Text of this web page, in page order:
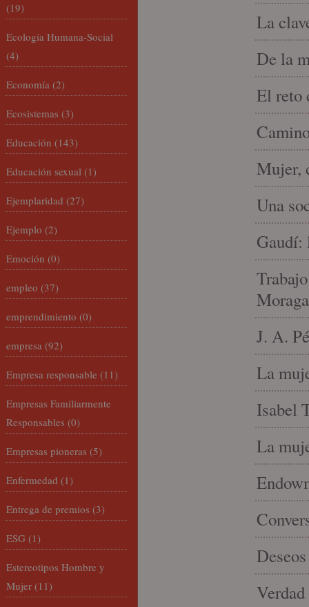
La
De la
El reto
Mujer,
Una
Gaudí:
J. A.
La
Isabel
La
(19)
Ecología Humana-Social
(4)
Economía (2)
Ecosistemas (3)
Educación (143)
Educación sexual (1)
Ejemplaridad (27)
Ejemplo (2)
Emoción (0)
empleo (37)
emprendimiento (0)
empresa (92)
Empresa responsable (11)
Empresas Familiarmente
Responsables (0)
Empresas pioneras (5)
Enfermedad (1)
Entrega de premios (3)
ESG (1)
Estereotipos Hombre y
Mujer (11)